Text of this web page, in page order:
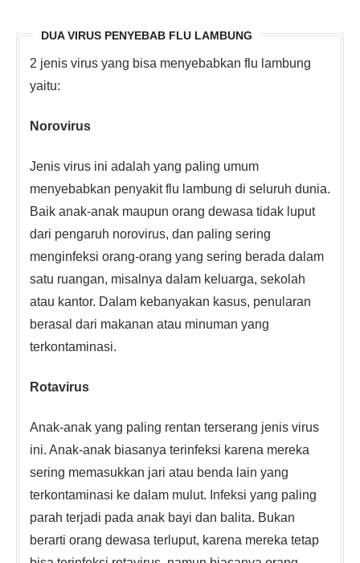
DUA VIRUS PENYEBAB FLU LAMBUNG
2 jenis virus yang bisa menyebabkan flu lambung
yaitu:
Norovirus
Jenis virus ini adalah yang paling umum
menyebabkan penyakit flu lambung di seluruh dunia.
Baik anak-anak maupun orang dewasa tidak luput
dari pengaruh norovirus, dan paling sering
menginfeksi orang-orang yang sering berada dalam
satu ruangan, misalnya dalam keluarga, sekolah
atau kantor. Dalam kebanyakan kasus, penularan
berasal dari makanan atau minuman yang
terkontaminasi.
Rotavirus
Anak-anak yang paling rentan terserang jenis virus
ini. Anak-anak biasanya terinfeksi karena mereka
sering memasukkan jari atau benda lain yang
terkontaminasi ke dalam mulut. Infeksi yang paling
parah terjadi pada anak bayi dan balita. Bukan
berarti orang dewasa terluput, karena mereka tetap